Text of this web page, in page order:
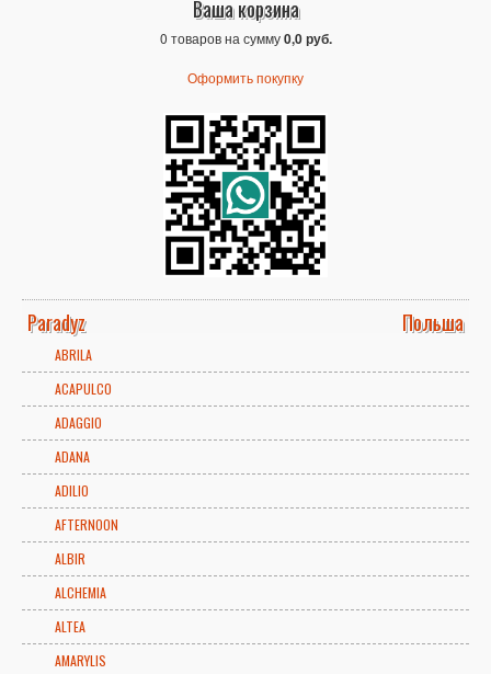
Ваша корзина
0 товаров на сумму0,0 руб.
Оформить покупку
Paradyz Польша
ABRILA
ACAPULCO
ADAGGIO
ADANA
ADILIO
AFTERNOON
ALBIR
ALCHEMIA
ALTEA
AMARYLIS